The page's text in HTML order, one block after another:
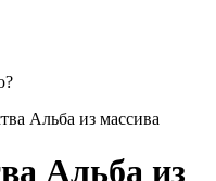
Альба из массива
Альба из